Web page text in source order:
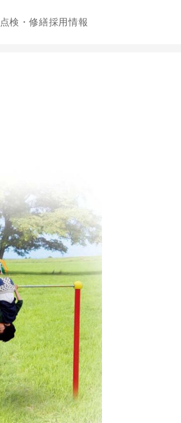
点検・修繕採用情報